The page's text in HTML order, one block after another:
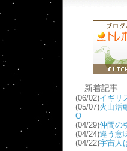
新着記事
(06/02)イギリ
(05/07)火山活
O
(04/29)仲間の
(04/24)違う意
(04/22)宇宙人